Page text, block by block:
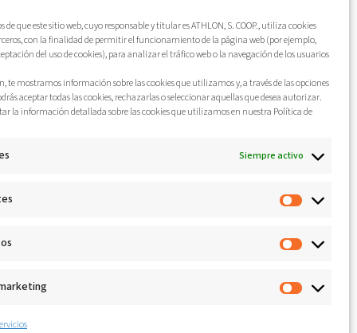
que este sitio web, cuyo responsable y titular es ATHLON, S. COOP., utiliza cookies
con la finalidad de permitir el funcionamiento de la página web (por ejemplo,
del uso de cookies), para analizar el tráfico web o la navegación de los usuarios
te mostramos información sobre las cookies que utilizamos y, a través de las opciones
aceptar todas las cookies, rechazarlas o seleccionar aquellas que desea autorizar.
la información detallada sobre las cookies que utilizamos en nuestra Política de
Siempre activo